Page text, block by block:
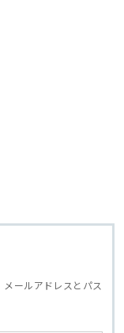
メールアドレスとパス